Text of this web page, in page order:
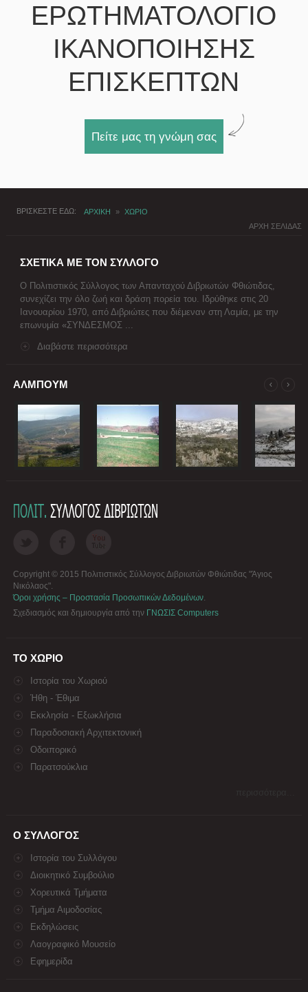
ΕΡΩΤΗΜΑΤΟΛΟΓΙΟ
ΙΚΑΝΟΠΟΙΗΣΗΣ
ΕΠΙΣΚΕΠΤΩΝ
Πείτε μας τη γνώμη σας
ΒΡΙΣΚΕΣΤΕ ΕΔΩ ΑΡΧΙΚΗ » ΧΩΡΙΟ
ΑΡΧΗ ΣΕΛΙΔΑΣ
ΣΧΕΤΙΚΑ ΜΕ ΤΟΝ ΣΥΛΛΟΓΟ
Ο Πολιτιστικός Σύλλογος των Απανταχού Διβριωτών Φθιώτιδας,
συνεχίζει την όλο ζωή και δράση πορεία του. Ιδρύθηκε στις 20
Ιανουαρίου 1970, από Διβριώτες που διέμεναν στη Λαμία, με την
επωνυμία «ΣΥΝΔΕΣΜΟΣ ...
Διαβάστε περισσότερα
ΑΛΜΠΟΥΜ
Copyright © 2015 Πολιτιστικός Σύλλογος Διβριωτών Φθιώτιδας "Άγιος
Νικόλαος".
Όροι χρήσης – Προστασία Προσωπικών Δεδομένων.
Σχεδιασμός και δημιουργία από την ΓΝΩΣΙΣ Computers
ΤΟ ΧΩΡΙΟ
Ιστορία του Χωριού
Ήθη - Έθιμα
Εκκλησία - Εξωκλήσια
Παραδοσιακή Αρχιτεκτονική
Οδοιπορικό
Παρατσούκλια
Ο ΣΥΛΛΟΓΟΣ
Ιστορία του Συλλόγου
Διοικητικό Συμβούλιο
Χορευτικά Τμήματα
Τμήμα Αιμοδοσίας
Εκδηλώσεις
Λαογραφικό Μουσείο
Εφημερίδα